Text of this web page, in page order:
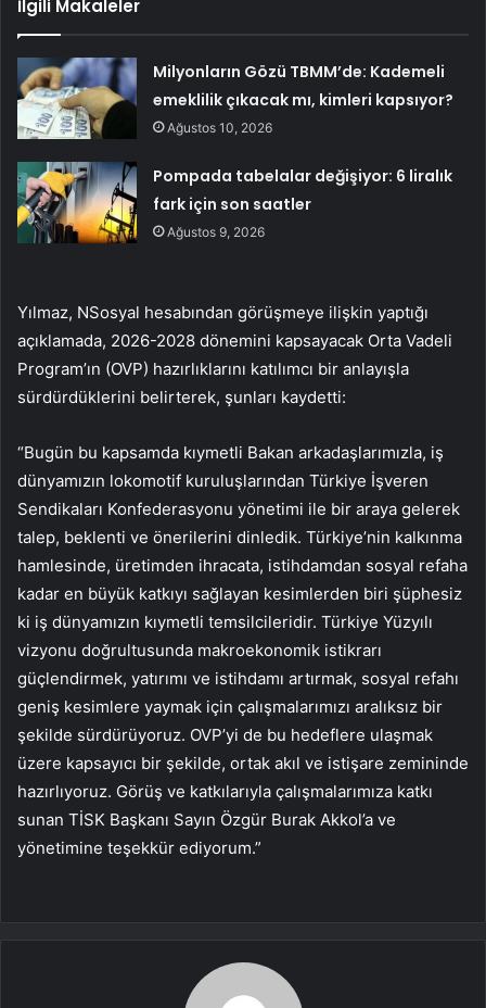
İlgili Makaleler
Milyonların Gözü TBMM’de: Kademeli
emeklilik çıkacak mı, kimleri kapsıyor?
Ağustos 10, 2026
Pompada tabelalar değişiyor: 6 liralık
fark için son saatler
Ağustos 9, 2026
Yılmaz, NSosyal hesabından görüşmeye ilişkin yaptığı
açıklamada, 2026-2028 dönemini kapsayacak Orta Vadeli
Program’ın (OVP) hazırlıklarını katılımcı bir anlayışla
sürdürdüklerini belirterek, şunları kaydetti:
“Bugün bu kapsamda kıymetli Bakan arkadaşlarımızla, iş
dünyamızın lokomotif kuruluşlarından Türkiye İşveren
Sendikaları Konfederasyonu yönetimi ile bir araya gelerek
talep, beklenti ve önerilerini dinledik. Türkiye’nin kalkınma
hamlesinde, üretimden ihracata, istihdamdan sosyal refaha
kadar en büyük katkıyı sağlayan kesimlerden biri şüphesiz
ki iş dünyamızın kıymetli temsilcileridir. Türkiye Yüzyılı
vizyonu doğrultusunda makroekonomik istikrarı
güçlendirmek, yatırımı ve istihdamı artırmak, sosyal refahı
geniş kesimlere yaymak için çalışmalarımızı aralıksız bir
şekilde sürdürüyoruz. OVP’yi de bu hedeflere ulaşmak
üzere kapsayıcı bir şekilde, ortak akıl ve istişare zemininde
hazırlıyoruz. Görüş ve katkılarıyla çalışmalarımıza katkı
sunan TİSK Başkanı Sayın Özgür Burak Akkol’a ve
yönetimine teşekkür ediyorum.”